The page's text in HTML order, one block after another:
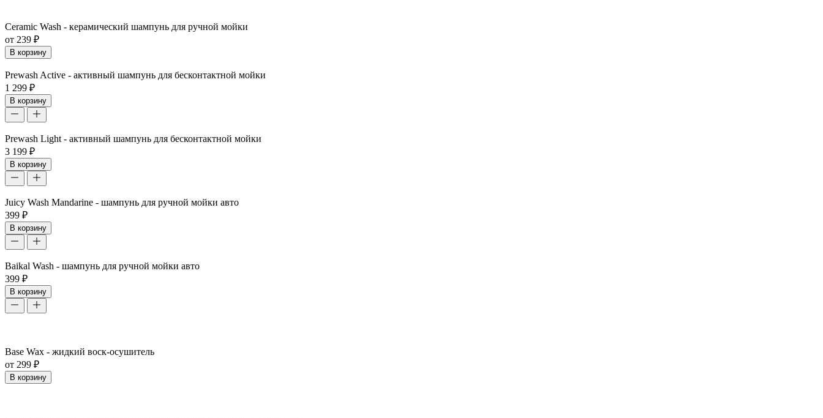
Ceramic Wash - керамический шампунь для ручной мойки
от 239 ₽
В корзину
Prewash Active - активный шампунь для бесконтактной мойки
1 299 ₽
В корзину
Prewash Light - активный шампунь для бесконтактной мойки
3 199 ₽
В корзину
Juicy Wash Mandarine - шампунь для ручной мойки авто
399 ₽
В корзину
Baikal Wash - шампунь для ручной мойки авто
399 ₽
В корзину
Base Wax - жидкий воск-осушитель
от 299 ₽
В корзину